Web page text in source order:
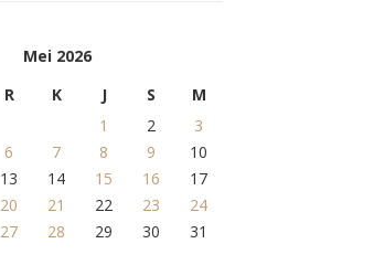
Mei 2026
R K J S
M
1
2
3
6 7 8 9
10
13 14 15 16
17
20 21 22 23
24
27 28 29 30
31